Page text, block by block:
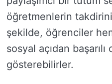
öğretmenlerin
şekilde, öğrenciler
sosyal açıdan başarılı
gösterebilirler.